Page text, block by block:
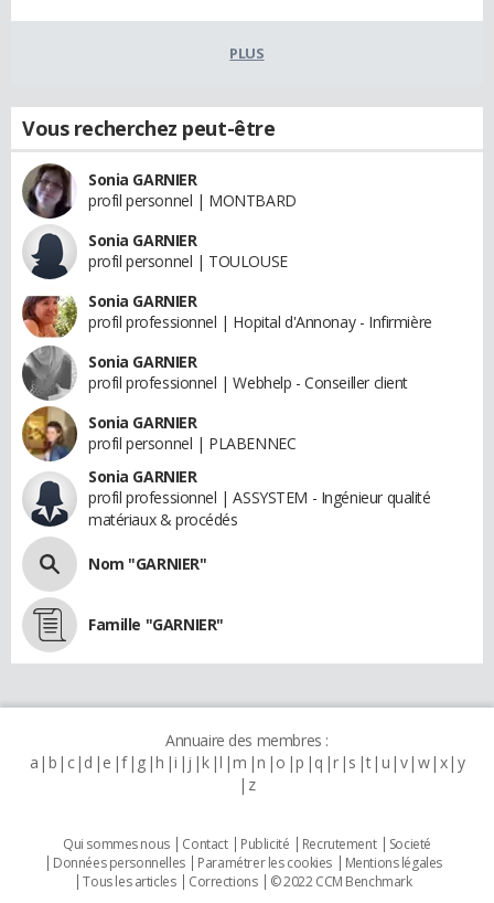
PLUS
Vous recherchez peut-être
Sonia GARNIER
profil personnel | MONTBARD
Sonia GARNIER
profil personnel | TOULOUSE
Sonia GARNIER
profil professionnel | Hopital d'Annonay - Infirmière
Sonia GARNIER
profil professionnel | Webhelp - Conseiller client
Sonia GARNIER
profil personnel | PLABENNEC
Sonia GARNIER
profil professionnel | ASSYSTEM - Ingénieur qualité
matériaux & procédés
Nom "GARNIER"
Famille "GARNIER"
Annuaire des membres :
a b c d e f g h i j k l m n o p q r s t u v w x y
z
Qui sommes nous Contact Publicité Recrutement
Societé
Données personnelles
Paramétrer les cookies
Mentions légales
Tous les articles
Corrections © 2022 CCM Benchmark